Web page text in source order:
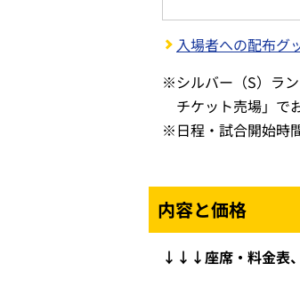
入場者への配布グ
※シルバー（S）ラ
チケット売場」で
※日程・試合開始時
内容と価格
↓↓↓座席・料金表